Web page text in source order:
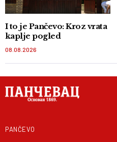
I to je Pančevo: Kroz vrata
kaplje pogled
08.08.2026
PANČEVO